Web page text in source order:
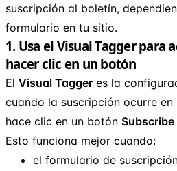
suscripción al boletín,
formulario en tu sitio.
1. Usa el Visual Tagger para
hacer clic en un botón
El Visual Tagger es la
cuando la suscripción ocurre
hace clic en un botón Subscribe
Esto funciona mejor cuando:
el formulario de